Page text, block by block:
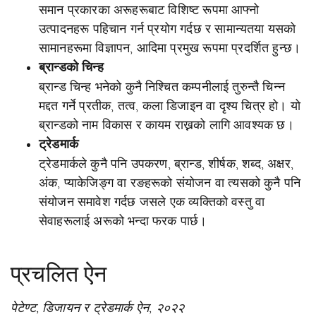
समान प्रकारका अरूहरूबाट विशिष्ट रूपमा आफ्नो
उत्पादनहरू पहिचान गर्न प्रयोग गर्दछ र सामान्यतया यसको
सामानहरूमा विज्ञापन, आदिमा प्रमुख रूपमा प्रदर्शित हुन्छ।
ब्रान्डको चिन्ह
ब्रान्ड चिन्ह भनेको कुनै निश्चित कम्पनीलाई तुरुन्तै चिन्न
मद्दत गर्ने प्रतीक, तत्व, कला डिजाइन वा दृश्य चित्र हो। यो
ब्रान्डको नाम विकास र कायम राख्नको लागि आवश्यक छ।
ट्रेडमार्क
ट्रेडमार्कले कुनै पनि उपकरण, ब्रान्ड, शीर्षक, शब्द, अक्षर,
अंक, प्याकेजिङ्ग वा रङहरूको संयोजन वा त्यसको कुनै पनि
संयोजन समावेश गर्दछ जसले एक व्यक्तिको वस्तु वा
सेवाहरूलाई अरूको भन्दा फरक पार्छ।
प्रचलित ऐन
पेटेण्ट, डिजायन र ट्रेडमार्क ऐन, २०२२